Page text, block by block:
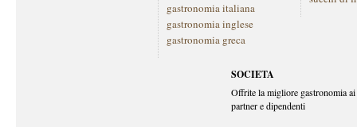
gastronomia italiana
gastronomia inglese
gastronomia greca
SOCIETA
Offrite la migliore gastronomia
partner e dipendenti